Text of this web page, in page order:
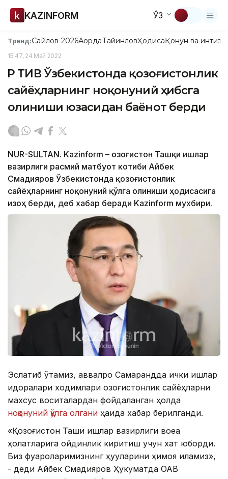
KAZINFORM ЎЗ
Тренд:Сайлов-2026АқордаТайинловҲодисаҚонун ва
15:47, 24 Май 2022
ҚР ТИВ Ўзбекистонда қозоғистонлик
сайёҳларнинг ноқонуний ҳибсга
олиниши юзасидан баёнот берди
NUR-SULTAN. Kazinform – Қозоғистон Ташқи ишлар
вазирлиги расмий матбуот котиби Айбек
Смадияров Ўзбекистонда қозоғистонлик
сайёҳларнинг ноқонуний қўлга олиниши ҳодисасига
изоҳ берди, деб хабар беради Kazinform мухбири.
Эслатиб ўтамиз, аввалроқ Самарқандда ички ишлар
идоралари ходимлари қозоғистонлик сайёҳларни
махсус воситалардан фойдаланган ҳолда
ноқонуний қўлга олгани ҳақида хабар берилганди.
«Қозоғистон Ташқи ишлар вазирлиги воқеа
ҳолатларига ойдинлик киритиш учун хат юборди.
Биз фуқароларимизнинг ҳуқуқларини ҳимоя қиламиз»,
- деди Айбек Смадияров Ҳукуматда ОАВ